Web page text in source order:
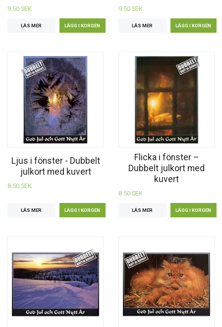
9.50 SEK
LÄS MER
9.50 SEK
LÄS MER
Ljus i fönster - Dubbelt
julkort med kuvert
8.50 SEK
LÄS MER
Flicka i fönster –
Dubbelt julkort med
kuvert
8.50 SEK
LÄS MER